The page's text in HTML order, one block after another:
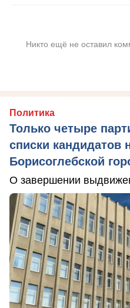
Никто ещё не оставил
Политика
Только четыре
списки кандидатов
Борисоглебской
О завершении